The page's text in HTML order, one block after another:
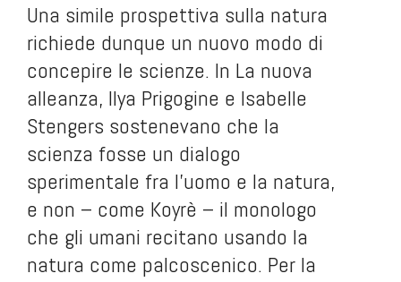
Una simile prospettiva sulla natura
richiede dunque un nuovo modo di
concepire le scienze. In La nuova
alleanza, Ilya Prigogine e Isabelle
Stengers sostenevano che la
scienza fosse un dialogo
sperimentale fra l’uomo e la natura,
e non – come Koyrè – il monologo
che gli umani recitano usando la
natura come palcoscenico. Per la